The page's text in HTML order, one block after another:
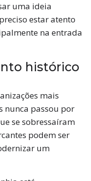
uma ideia
estar atento
na entrada
histórico
mais
nunca passou por
se sobressaíram
podem ser
um